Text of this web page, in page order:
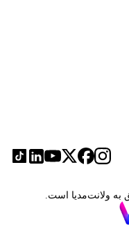
به ولانت‌مدیا است.